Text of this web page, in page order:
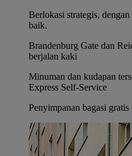
Berlokasi strategis,
baik.
Brandenburg Gate dan
berjalan kaki
Minuman dan kudapan
Express Self-Service
Penyimpanan bagasi gratis